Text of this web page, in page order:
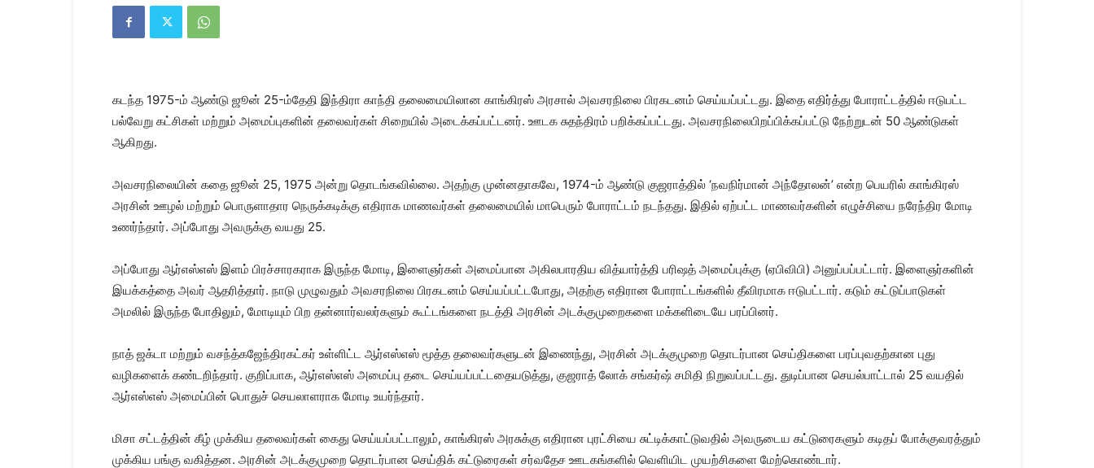
|
Kanyakumari
கடந்த 1975-ம் ஆண்டு ஜூன் 25-ம்தேதி இந்திரா காந்தி தலைமையிலான காங்கிரஸ் அரசால் அவசரநிலை பிரகடனம் செய்யப்பட்டது. இதை எதிர்த்து போராட்டத்தில் ஈடுபட்ட
பல்வேறு கட்சிகள் மற்றும் அமைப்புகளின் தலைவர்கள் சிறையில் அடைக்கப்பட்டனர். ஊடக சுதந்திரம் பறிக்கப்பட்டது. அவசரநிலைபிறப்பிக்கப்பட்டு நேற்றுடன் 50 ஆண்டுகள்
ஆகிறது.
அவசரநிலையின் கதை ஜூன் 25, 1975 அன்று தொடங்கவில்லை. அதற்கு முன்னதாகவே, 1974-ம் ஆண்டு குஜராத்தில் ‘நவநிர்மான் அந்தோலன்’ என்ற பெயரில் காங்கிரஸ்
அரசின் ஊழல் மற்றும் பொருளாதார நெருக்கடிக்கு எதிராக மாணவர்கள் தலைமையில் மாபெரும் போராட்டம் நடந்தது. இதில் ஏற்பட்ட மாணவர்களின் எழுச்சியை நரேந்திர மோடி
உணர்ந்தார். அப்போது அவருக்கு வயது 25.
அப்போது ஆர்எஸ்எஸ் இளம் பிரச்சாரகராக இருந்த மோடி, இளைஞர்கள் அமைப்பான அகிலபாரதிய வித்யார்த்தி பரிஷத் அமைப்புக்கு (ஏபிவிபி) அனுப்பப்பட்டார். இளைஞர்களின்
இயக்கத்தை அவர் ஆதரித்தார். நாடு முழுவதும் அவசரநிலை பிரகடனம் செய்யப்பட்டபோது, அதற்கு எதிரான போராட்டங்களில் தீவிரமாக ஈடுபட்டார். கடும் கட்டுப்பாடுகள்
அமலில் இருந்த போதிலும், மோடியும் பிற தன்னார்வலர்களும் கூட்டங்களை நடத்தி அரசின் அடக்குமுறைகளை மக்களிடையே பரப்பினர்.
நாத் ஜக்டா மற்றும் வசந்த்கஜேந்திரகட்கர் உள்ளிட்ட ஆர்எஸ்எஸ் மூத்த தலைவர்களுடன் இணைந்து, அரசின் அடக்குமுறை தொடர்பான செய்திகளை பரப்புவதற்கான புது
வழிகளைக் கண்டறிந்தார். குறிப்பாக, ஆர்எஸ்எஸ் அமைப்பு தடை செய்யப்பட்டதையடுத்து, குஜராத் லோக் சங்கர்ஷ் சமிதி நிறுவப்பட்டது. துடிப்பான செயல்பாட்டால் 25 வயதில்
ஆர்எஸ்எஸ் அமைப்பின் பொதுச் செயலாளராக மோடி உயர்ந்தார்.
மிசா சட்டத்தின் கீழ் முக்கிய தலைவர்கள் கைது செய்யப்பட்டாலும், காங்கிரஸ் அரசுக்கு எதிரான புரட்சியை சுட்டிக்காட்டுவதில் அவருடைய கட்டுரைகளும் கடிதப் போக்குவரத்தும்
முக்கிய பங்கு வகித்தன. அரசின் அடக்குமுறை தொடர்பான செய்திக் கட்டுரைகள் சர்வதேச ஊடகங்களில் வெளியிட முயற்சிகளை மேற்கொண்டார்.